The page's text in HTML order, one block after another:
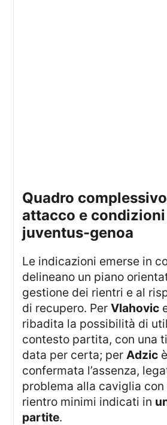
quadro complessivo: scelte su
attacco e
juventus-genoa
Le indicazioni emerse in conferenza
delineano un piano
gestione dei rientri e al
di recupero. PerVlahovic
ribadita la possibilità di
contesto partita, con una
data per certa; per Adzic
confermata l’assenza,
problema alla caviglia
rientro minimi indicati in
partite.